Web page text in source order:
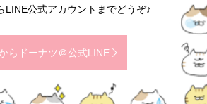
LINE公式アカウントまでどうぞ♪
らドーナツ＠公式LINE